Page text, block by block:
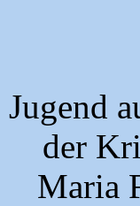
Jugend
der
Maria